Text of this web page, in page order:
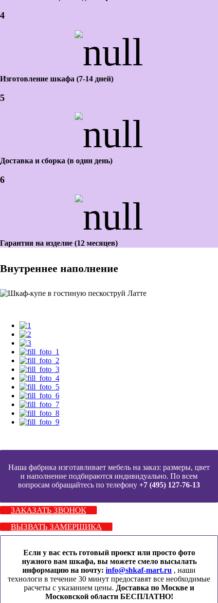
4
Изготовление шкафа (7-14 дней)
5
Доставка и сборка (в один день)
6
Гарантия на изделие (12 месяцев)
Внутреннее наполнение
Наша фабрика изготавливает мебель на заказ: размеры, цвет
и наполнение подбираются индивидуально. По всем
вопросам обращайтесь по телефону +7 (495) 127-76-13
ЗАКАЗАТЬ ЗВОНОК
ВЫЗВАТЬ ЗАМЕРЩИКА
Если у вас есть готовый проект или просто фото
нужного вам шкафа, вы можете смело высылать
информацию на почту: info@shkaf-mart.ru , наши
технологи в течение 30 минут предоставят все необходимые
расчеты с указанием цены. Доставка по Москве и
Московской области БЕСПЛАТНО!